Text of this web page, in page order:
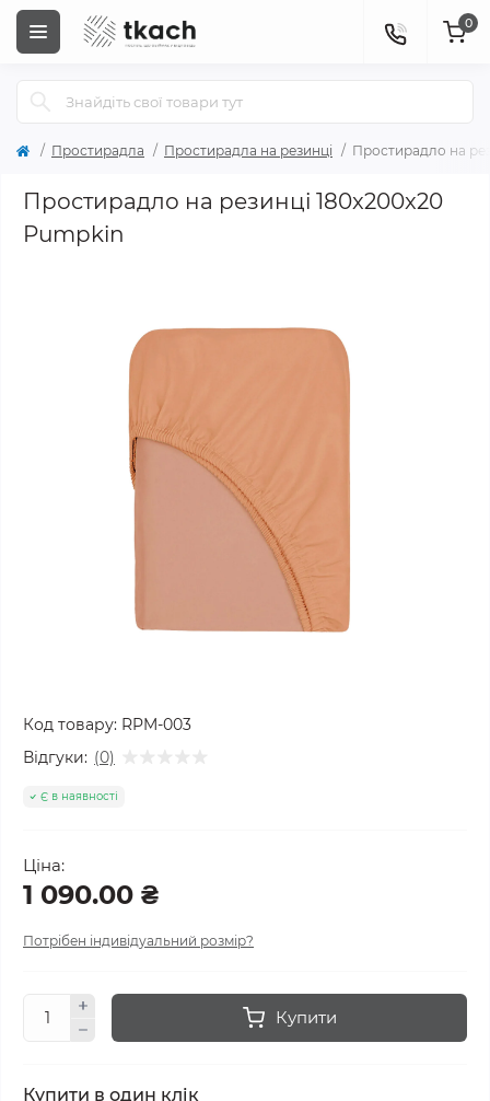
0
Простирадла Простирадла на резинці Простирадло на
Простирадло на резинці 180x200x20
Pumpkin
Код товару: RPM-003
Відгуки: (0)
Є в наявності
Ціна:
1 090.00 ₴
Потрібен індивідуальний розмір?
Купити
Купити в один клік